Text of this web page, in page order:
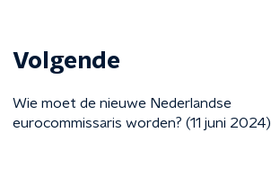
Volgende
Wie moet de nieuwe Nederlandse
eurocommissaris worden? (11 juni 2024)